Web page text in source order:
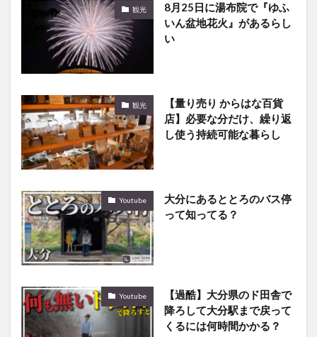
観光
8月25日に湯布院で『ゆふ
いん盆地花火』があるらし
い
観光
【量り売り からはな百貨
店】必要な分だけ、繰り返
し使う持続可能な暮らし
Youtube
大分にあるととろのバス停
って知ってる？
Youtube
【過酷】大分県のド田舎で
降ろして大分駅まで戻って
くるには何時間かかる？